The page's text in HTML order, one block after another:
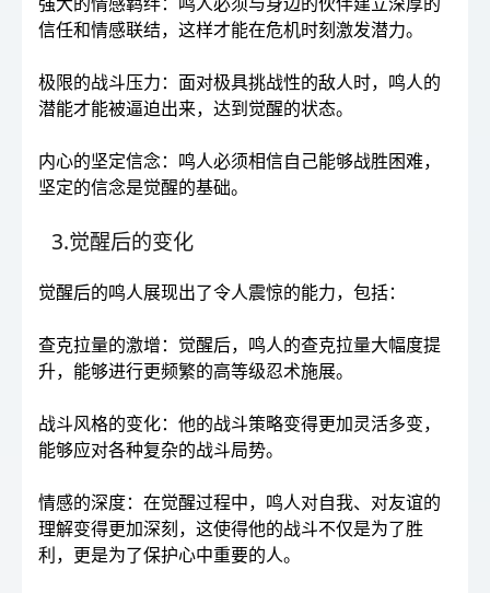
信任和情感联结，这样才能在危机时刻激发潜力。
极限的战斗压力：面对极具挑战性的敌人时，鸣人的
潜能才能被逼迫出来，达到觉醒的状态。
内心的坚定信念：鸣人必须相信自己能够战胜困难，
坚定的信念是觉醒的基础。
3.觉醒后的变化
觉醒后的鸣人展现出了令人震惊的能力，包括：
查克拉量的激增：觉醒后，鸣人的查克拉量大幅度提
升，能够进行更频繁的高等级忍术施展。
战斗风格的变化：他的战斗策略变得更加灵活多变，
能够应对各种复杂的战斗局势。
情感的深度：在觉醒过程中，鸣人对自我、对友谊的
理解变得更加深刻，这使得他的战斗不仅是为了胜
利，更是为了保护心中重要的人。